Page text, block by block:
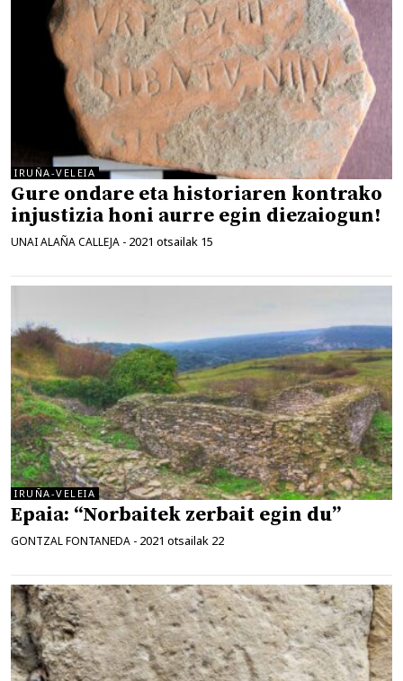
IRUÑA-VELEIA
Gure ondare eta historiaren kontrako
injustizia honi aurre egin diezaiogun!
UNAI ALAÑA CALLEJA - 2021 otsailak 15
IRUÑA-VELEIA
Epaia: “Norbaitek zerbait egin du”
GONTZAL FONTANEDA - 2021 otsailak 22